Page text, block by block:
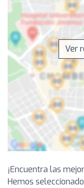
Ver
¡Encuentra las
Hemos